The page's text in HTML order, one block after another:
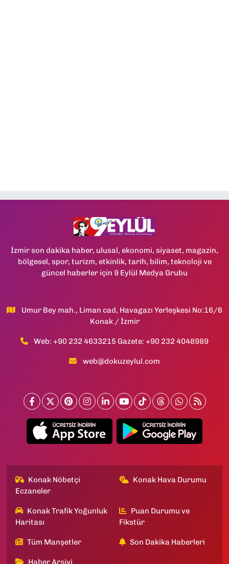
İzmir son dakika haber, ulusal, ekonomi, siyaset, magazin,
bölgesel, spor, turizm, etkinlik, tarih, bilim, teknoloji ve
güncel haberler için 9 Eylül Medya Grubu
Umur Bey mah., Liman cad, Havagazı Yerleşkesi No:16/6
Konak / İzmir
Web: +90 232 4633215 Gazete: +90 232 4048989
web@dokuzeylul.com
Konak Nöbetçi
Eczaneler
Konak Hava Durumu
Konak Trafik Yoğunluk
Haritası
Puan Durumu ve
Fikstür
Tüm Manşetler Son Dakika Haberleri